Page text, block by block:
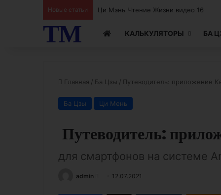
Новые статьи
ТМ КАЛЬКУЛЯТОРЫ БА
Главная / Ба Цзы / Путеводитель: приложение
Ба Цзы Ци Мень
Путеводитель:
для смартфонов на системе
admin 12.07.2021